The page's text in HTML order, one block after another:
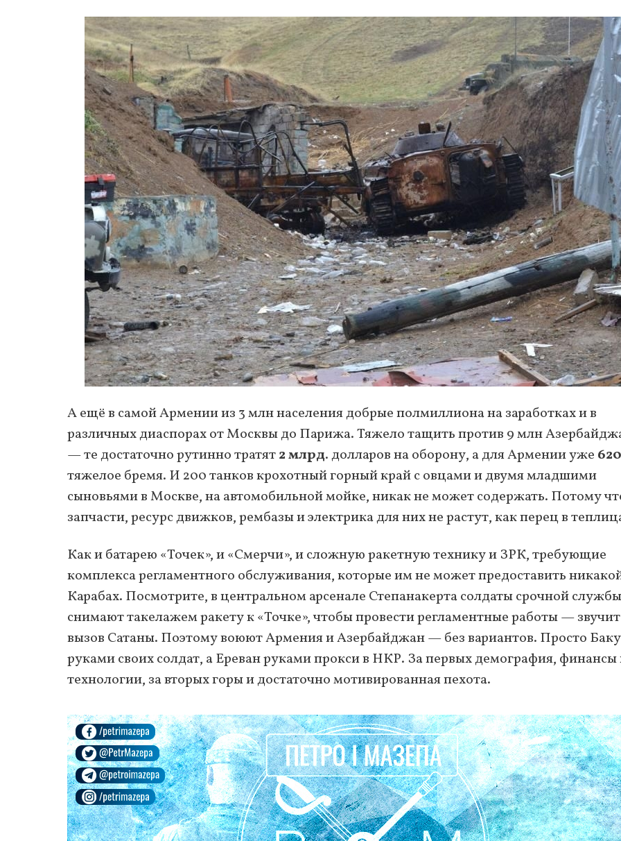
А ещё в самой Армении из 3 млн населения добрые полмиллиона на заработках и в
различных диаспорах от Москвы до Парижа. Тяжело тащить против 9 млн
— те достаточно рутинно тратят2 млрд. долларов на оборону, а для Армении уже
тяжелое бремя. И 200 танков крохотный горный край с овцами и двумя младшими
сыновьями в Москве, на автомобильной мойке, никак не может содержать. Потому
запчасти, ресурс движков, рембазы и электрика для них не растут, как перец в
Как и батарею «Точек», и «Смерчи», и сложную ракетную технику и ЗРК, требующие
комплекса регламентного обслуживания, которые им не может предоставить
Карабах. Посмотрите, в центральном арсенале Степанакерта солдаты срочной службы
снимают такелажем ракету к «Точке», чтобы провести регламентные работы —
вызов Сатаны. Поэтому воюют Армения и Азербайджан — без вариантов. Просто Баку
руками своих солдат, а Ереван руками прокси в НКР. За первых демография, финансы
технологии, за вторых горы и достаточно мотивированная пехота.